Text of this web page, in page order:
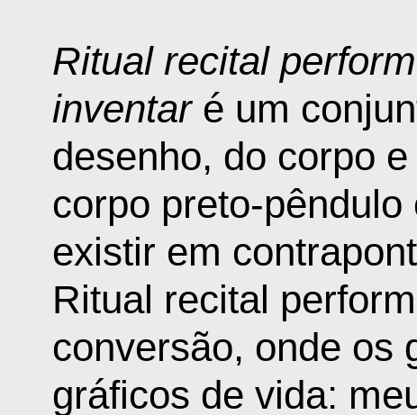
Ritual recital
inventaré um
desenho, do corpo
corpo preto-
existir em
Ritual recital
conversão, onde os
gráficos de vida: